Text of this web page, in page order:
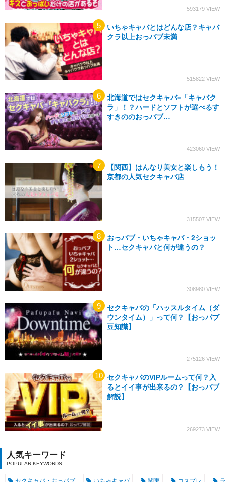
593179
いちゃキャバとはどんな店？キャバ
クラ以上おっパブ未満
515822
北海道ではセクキャバ=「キャバク
ラ」！？ハードとソフトが選べるす
すきののおっパブ…
423060
【関西】はんなり美女と楽しもう！
京都の人気セクキャバ店
315507
おっパブ・いちゃキャバ・2ショッ
ト…セクキャバと何が違うの？
308980
セクキャバの「ハッスルタイム（ダ
ウンタイム）」って何？【おっパブ
豆知識】
275126
セクキャバのVIPルームって何？入
るとイイ事が出来るの？【おっパブ
解説】
269273
人気キーワード
セクキャバ・おっパブ いちゃキャバ 関東 コスプレ